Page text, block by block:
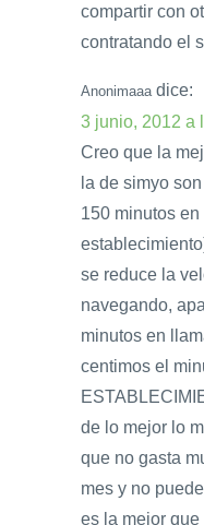
compartir con
contratando el
Anonimaaa dice:
3 junio, 2012 a
Creo que la
la de simyo
150 minutos
se reduce la
navegando,
minutos en
centimos el
de lo mejor lo
que no gasta
mes y no
es la mejor que